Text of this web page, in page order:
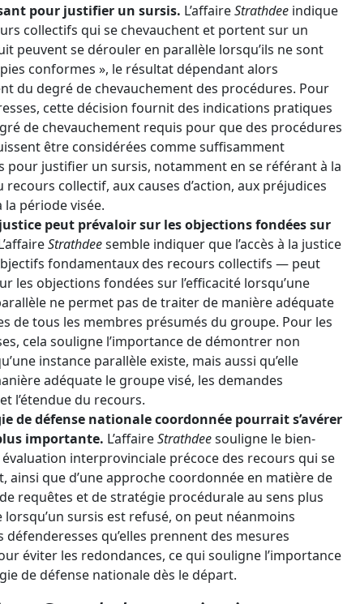
pour justifier un sursis. L’affaireStrathdee indique
collectifs qui se chevauchent et portent sur un
peuvent se dérouler en parallèle lorsqu’ils ne sont
conformes », le résultat dépendant alors
du degré de chevauchement des procédures. Pour
cette décision fournit des indications pratiques
de chevauchement requis pour que des procédures
être considérées comme suffisamment
pour justifier un sursis, notamment en se référant à la
collectif, aux causes d’action, aux préjudices
la période visée.
justice peut prévaloir sur les objections fondées sur
Strathdeesemble indiquer que l’accès à la justice
fondamentaux des recours collectifs — peut
les objections fondées sur l’efficacité lorsqu’une
ne permet pas de traiter de manière adéquate
de tous les membres présumés du groupe. Pour les
cela souligne l’importance de démontrer non
instance parallèle existe, mais aussi qu’elle
adéquate le groupe visé, les demandes
l’étendue du recours.
de défense nationale coordonnée pourrait s’avérer
importante. L’affaireStrathdeesouligne le bien-
évaluation interprovinciale précoce des recours qui se
ainsi que d’une approche coordonnée en matière de
requêtes et de stratégie procédurale au sens plus
lorsqu’un sursis est refusé, on peut néanmoins
défenderesses qu’elles prennent des mesures
éviter les redondances, ce qui souligne l’importance
de défense nationale dès le départ.